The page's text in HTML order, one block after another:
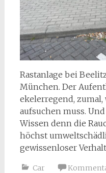
Rastanlage bei
München. Der
ekelerregend,
aufsuchen muss.
Wissen denn die
höchst
gewissenloser
Car